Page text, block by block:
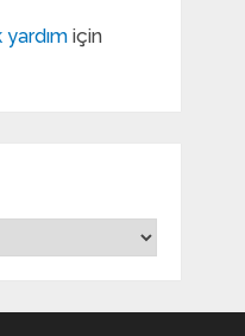
yardımiçin